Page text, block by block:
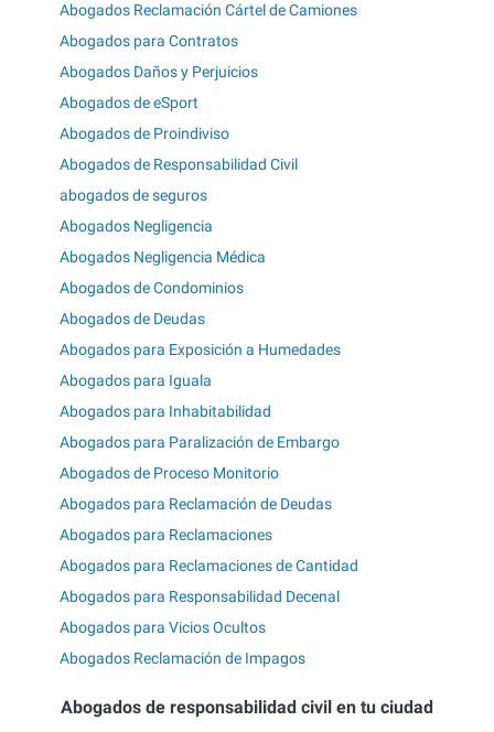
Abogados Reclamación Cártel de Camiones
Abogados para Contratos
Abogados Daños y Perjuicios
Abogados de eSport
Abogados de Proindiviso
Abogados de Responsabilidad Civil
abogados de seguros
Abogados Negligencia
Abogados Negligencia Médica
Abogados de Condominios
Abogados de Deudas
Abogados para Exposición a Humedades
Abogados para Iguala
Abogados para Inhabitabilidad
Abogados para Paralización de Embargo
Abogados de Proceso Monitorio
Abogados para Reclamación de Deudas
Abogados para Reclamaciones
Abogados para Reclamaciones de Cantidad
Abogados para Responsabilidad Decenal
Abogados para Vicios Ocultos
Abogados Reclamación de Impagos
Abogados de responsabilidad civil en tu ciudad